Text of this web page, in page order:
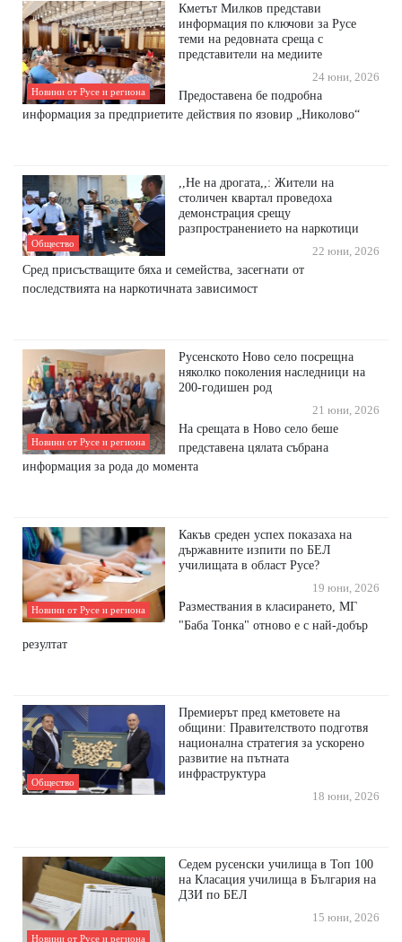
Новини от Русе и региона
Кметът Милков представи
информация по ключови за Русе
теми на редовната среща с
представители на медиите
24 юни, 2026
Предоставена бе подробна
информация за предприетите действия по язовир „Николово“
Общество
,,Не на дрогата,,: Жители на
столичен квартал проведоха
демонстрация срещу
разпространението на наркотици
22 юни, 2026
Сред присъстващите бяха и семейства, засегнати от
последствията на наркотичната зависимост
Новини от Русе и региона
Русенското Ново село посрещна
няколко поколения наследници на
200-годишен род
21 юни, 2026
На срещата в Ново село беше
представена цялата събрана
информация за рода до момента
Новини от Русе и региона
Какъв среден успех показаха на
държавните изпити по БЕЛ
училищата в област Русе?
19 юни, 2026
Размествания в класирането, МГ
"Баба Тонка" отново е с най-добър
резултат
Общество
Премиерът пред кметовете на
общини: Правителството подготвя
национална стратегия за ускорено
развитие на пътната
инфраструктура
18 юни, 2026
Новини от Русе и региона
Седем русенски училища в Топ 100
на Класация училища в България на
ДЗИ по БЕЛ
15 юни, 2026